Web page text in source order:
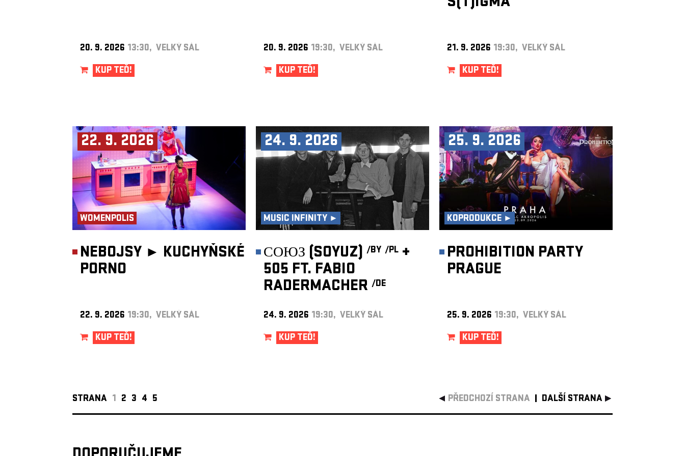
20. 9. 2026 13:30, VELKÝ SÁL
KUP TEĎ!
20. 9. 2026 19:30, VELKÝ SÁL
KUP TEĎ!
21. 9. 2026 19:30, VELKÝ SÁL
KUP TEĎ!
22. 9. 2026
WOMENPOLIS
NEBOJSY ► KUCHYŇSKÉ
PORNO
22. 9. 2026 19:30, VELKÝ SÁL
KUP TEĎ!
24. 9. 2026
MUSIC INFINITY ►
СОЮЗ (SOYUZ) /BY /PL +
505 FT. FABIO
RADERMACHER /DE
24. 9. 2026 19:30, VELKÝ SÁL
KUP TEĎ!
25. 9. 2026
KOPRODUKCE ►
PROHIBITION PARTY
PRAGUE
25. 9. 2026 19:30, VELKÝ SÁL
KUP TEĎ!
STRANA 1 2 3 4 5 PŘEDCHOZÍ STRANA DALŠÍ STRANA